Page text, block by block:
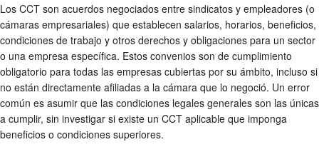
Los CCT son acuerdos negociados entre sindicatos y empleadores (o
cámaras empresariales) que establecen salarios, horarios, beneficios,
condiciones de trabajo y otros derechos y obligaciones para un sector
o una empresa específica. Estos convenios son de cumplimiento
obligatorio para todas las empresas cubiertas por su ámbito, incluso si
no están directamente afiliadas a la cámara que lo negoció. Un error
común es asumir que las condiciones legales generales son las únicas
a cumplir, sin investigar si existe un CCT aplicable que imponga
beneficios o condiciones superiores.